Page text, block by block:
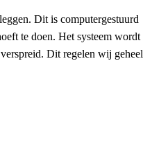
Dit is computergestuurd
te doen. Het systeem wordt
Dit regelen wij geheel